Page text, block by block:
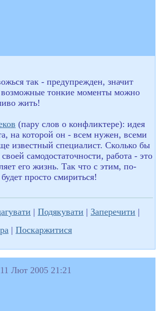
так - предупрежден, значит
тонкие моменты можно
жить!
(пару слов о конфликтере): идея
на которой он - всем нужен, всеми
известный специалист. Сколько бы
самодостаточности, работа - это
его жизнь. Так что с этим, по-
просто смириться!
| Подякувати | Заперечити |
| Поскаржитися
11 Лют 2005 21:21